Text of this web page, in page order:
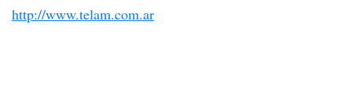
http://www.telam.com.ar